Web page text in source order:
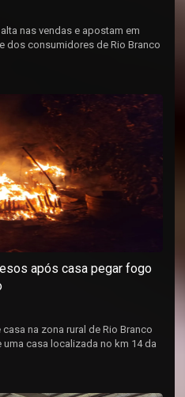
nas vendas e apostam em
dos consumidores de Rio Branco
após casa pegar fogo
na zona rural de Rio Branco
casa localizada no km 14 da